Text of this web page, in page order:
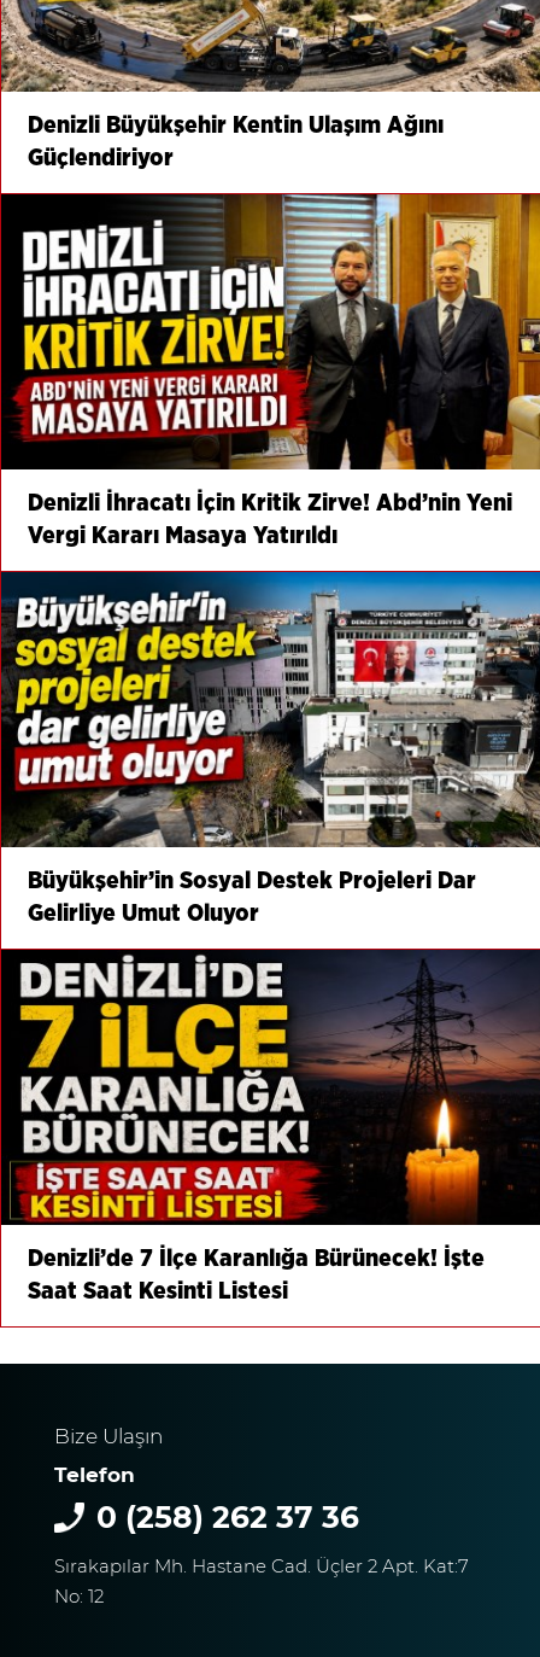
Denizli Büyükşehir Kentin Ulaşım Ağını
Güçlendiriyor
Denizli İhracatı İçin Kritik Zirve! Abd’nin Yeni
Vergi Kararı Masaya Yatırıldı
Büyükşehir’in Sosyal Destek Projeleri Dar
Gelirliye Umut Oluyor
Denizli’de 7 İlçe Karanlığa Bürünecek! İşte
Saat Saat Kesinti Listesi
Bize Ulaşın
Telefon
0 (258) 262 37 36
Sırakapılar Mh. Hastane Cad. Üçler 2 Apt. Kat:7
No: 12